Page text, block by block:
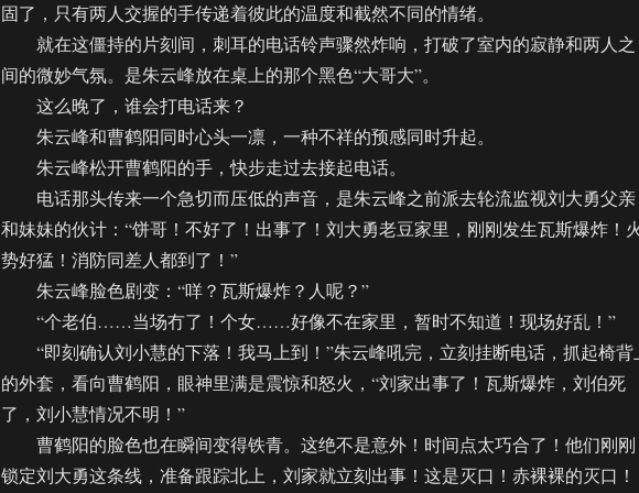
固了，只有两人交握的手传递着彼此的温度和截然不同的情绪。
就在这僵持的片刻间，刺耳的电话铃声骤然炸响，打破了室内的寂静和两人之
间的微妙气氛。是朱云峰放在桌上的那个黑色“大哥大”。
这么晚了，谁会打电话来？
朱云峰和曹鹤阳同时心头一凛，一种不祥的预感同时升起。
朱云峰松开曹鹤阳的手，快步走过去接起电话。
电话那头传来一个急切而压低的声音，是朱云峰之前派去轮流监视刘大勇父亲
和妹妹的伙计：“饼哥！不好了！出事了！刘大勇老豆家里，刚刚发生瓦斯爆炸！
势好猛！消防同差人都到了！”
朱云峰脸色剧变：“咩？瓦斯爆炸？人呢？”
“个老伯……当场冇了！个女……好像不在家里，暂时不知道！现场好乱！”
“即刻确认刘小慧的下落！我马上到！”朱云峰吼完，立刻挂断电话，抓起椅背
的外套，看向曹鹤阳，眼神里满是震惊和怒火，“刘家出事了！瓦斯爆炸，刘伯死
了，刘小慧情况不明！”
曹鹤阳的脸色也在瞬间变得铁青。这绝不是意外！时间点太巧合了！他们刚刚
锁定刘大勇这条线，准备跟踪北上，刘家就立刻出事！这是灭口！赤裸裸的灭口！